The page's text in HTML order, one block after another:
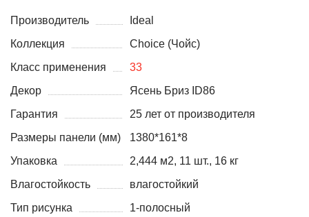
Производитель
Ideal
Коллекция
Choice (Чойс)
Класс применения
33
Декор
Ясень Бриз ID86
Гарантия
25 лет от производителя
Размеры панели (мм)
1380*161*8
Упаковка
2,444 м2, 11 шт., 16 кг
Влагостойкость
влагостойкий
Тип рисунка
1-полосный